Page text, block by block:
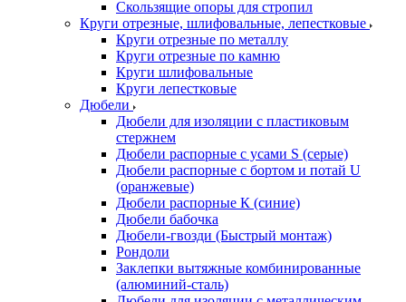
Скользящие опоры для стропил
Круги отрезные, шлифовальные, лепестковые
Круги отрезные по металлу
Круги отрезные по камню
Круги шлифовальные
Круги лепестковые
Дюбели
Дюбели для изоляции с пластиковым
стержнем
Дюбели распорные с усами S (серые)
Дюбели распорные c бортом и потай U
(оранжевые)
Дюбели распорные К (синие)
Дюбели бабочка
Дюбели-гвозди (Быстрый монтаж)
Рондоли
Заклепки вытяжные комбинированные
(алюминий-сталь)